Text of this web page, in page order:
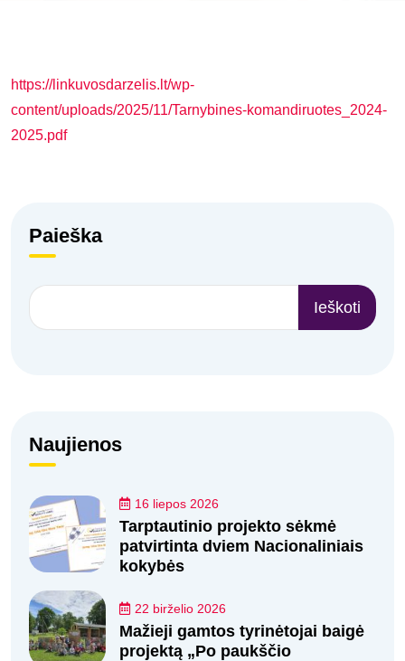
https://linkuvosdarzelis.lt/wp-
content/uploads/2025/11/Tarnybines-komandiruotes_2024-
2025.pdf
Paieška
Ieškoti
Naujienos
16 liepos 2026
Tarptautinio projekto sėkmė
patvirtinta dviem Nacionaliniais
kokybės
22 birželio 2026
Mažieji gamtos tyrinėtojai baigė
projektą „Po paukščio